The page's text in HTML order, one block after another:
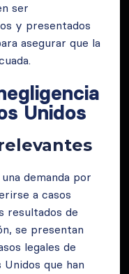
ser
y presentados
asegurar que la
Unidos
demanda por
a casos
resultados de
se presentan
legales de
que han